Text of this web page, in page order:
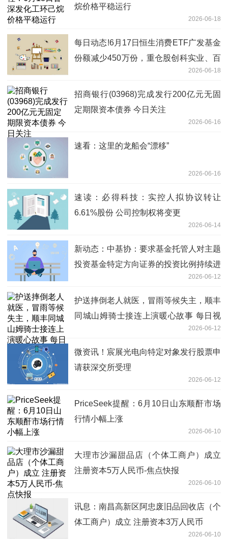
烷价格平稳运行
2026-06-18
每日动态!6月17日恒生消费ETF广发基金
份额减少450万份，重仓股创科实业、百
2026-06-18
招商银行(03968)完成发行200亿元无固
定期限资本债券 今日关注
2026-06-16
速看：这里的龙船会“漂移”
2026-06-16
速读：必得科技：实控人拟协议转让
6.61%股份 公司控制权将变更
2026-06-14
新动态：中基协：要求基金托管人对主题
投资基金特定方向证券的投资比例持续进
2026-06-12
护送摔倒老人就医，冒雨等候失主，顺丰
同城山姆骑士接连上演暖心故事 每日视
2026-06-12
微资讯！宸展光电向特定对象发行股票申
请获深交所受理
2026-06-12
PriceSeek提醒：6月10日山东顺酐市场
行情小幅上涨
2026-06-10
大理市沙漏甜品店（个体工商户）成立
注册资本5万人民币-焦点快报
2026-06-10
讯息：南昌高新区阿忠废旧品回收店（个
体工商户）成立 注册资本3万人民币
2026-06-10